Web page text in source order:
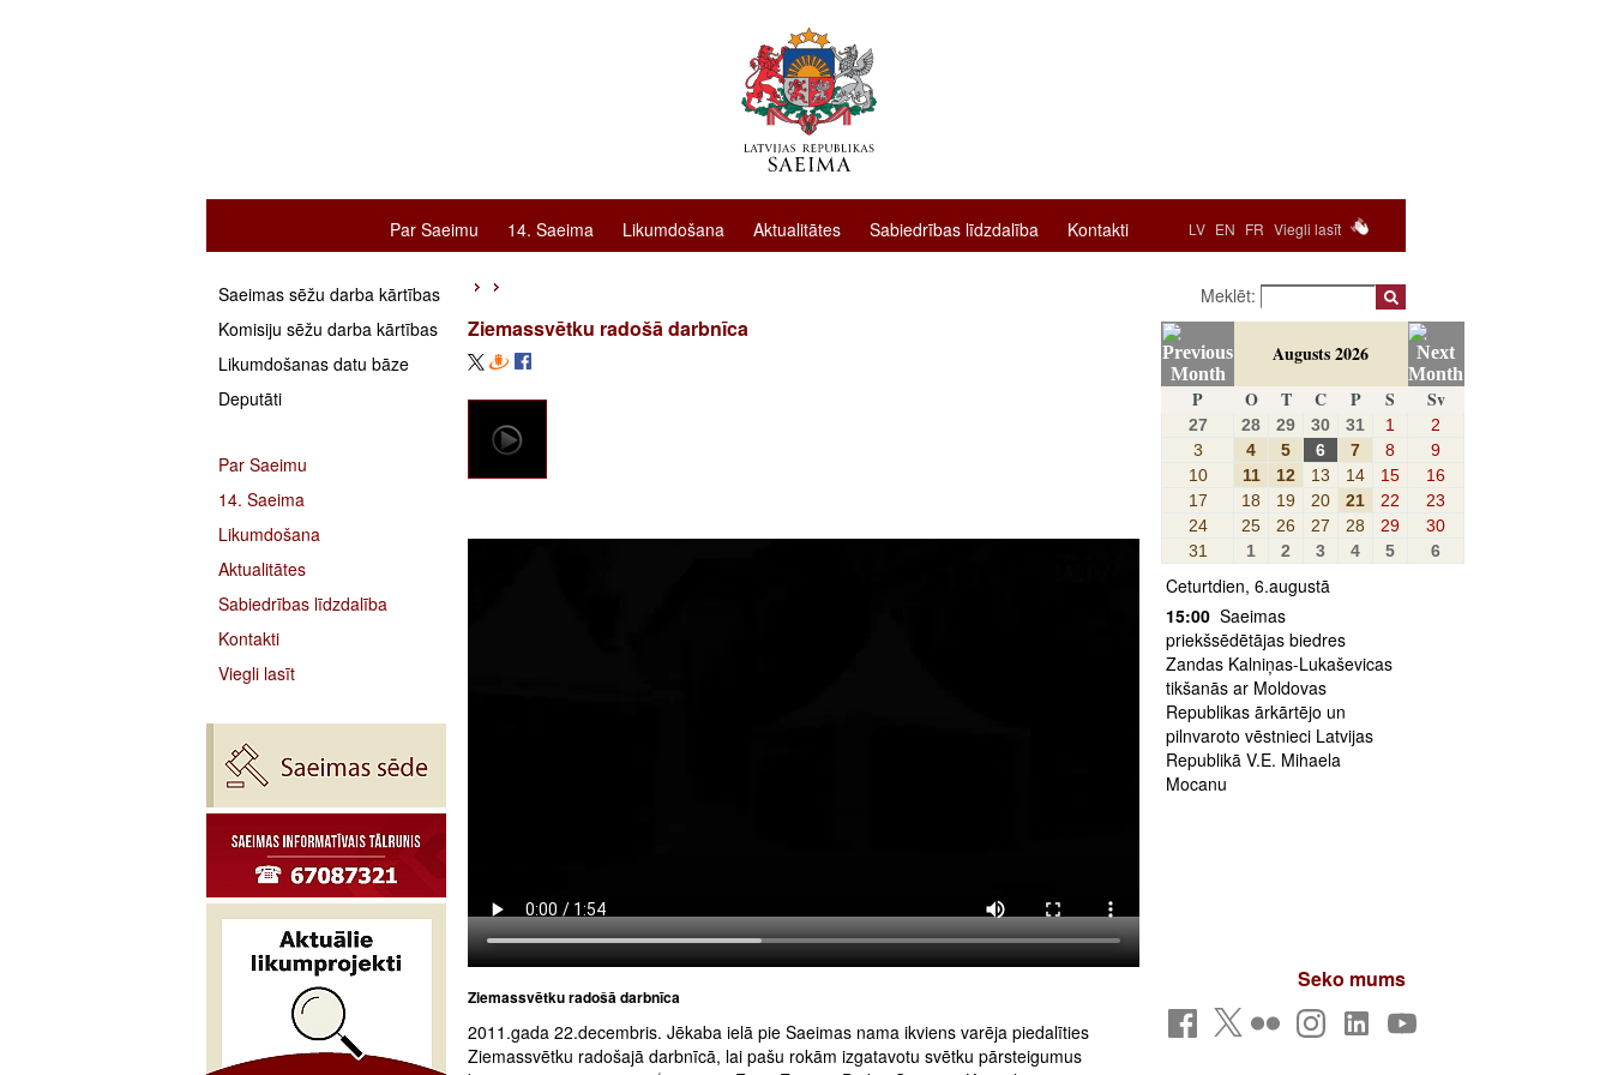
LV EN FR Viegli lasīt
Par Saeimu 14. Saeima Likumdošana Aktualitātes Sabiedrības līdzdalība Kontakti
Saeimas sēžu darba kārtības
Komisiju sēžu darba kārtības
Likumdošanas datu bāze
Deputāti
Par Saeimu
14. Saeima
Likumdošana
Aktualitātes
Sabiedrības līdzdalība
Kontakti
Viegli lasīt
Ziemassvētku radošā darbnīca
Ziemassvētku radošā darbnīca
2011.gada 22.decembris. Jēkaba ielā pie Saeimas nama ikviens varēja piedalīties
Ziemassvētku radošajā darbnīcā, lai pašu rokām izgatavotu svētku pārsteigumus
Meklēt:
Augusts 2026
P
O T C P S Sv
27 28 29 30 31 1
2
3
4 5 6 7 8
9
10
11 12 13 14 15
16
17
18 19 20 21 22
23
24
25 26 27 28 29
30
31
1 2 3 4 5 6
Ceturtdien, 6.augustā
15:00 Saeimas
priekšsēdētājas biedres
Zandas Kalniņas-Lukaševicas
tikšanās ar Moldovas
Republikas ārkārtējo un
pilnvaroto vēstnieci Latvijas
Republikā V.E. Mihaela
Mocanu
Seko mums